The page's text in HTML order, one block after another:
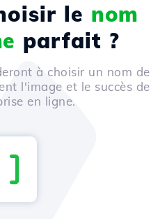
le nom
parfait ?
à choisir un nom de
l'image et le succès de
en ligne.